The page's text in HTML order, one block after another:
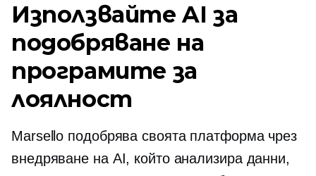
Използвайте AI за
подобряване на
програмите за
лоялност
Marsello подобрява своята платформа чрез
внедряване на AI, който анализира данни,